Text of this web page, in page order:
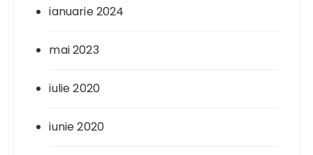
ianuarie 2024
mai 2023
iulie 2020
iunie 2020